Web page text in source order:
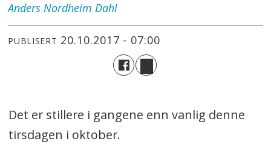
Anders Nordheim Dahl
PUBLISERT 20.10.2017 - 07:00
Det er stillere i gangene enn vanlig denne
tirsdagen i oktober.